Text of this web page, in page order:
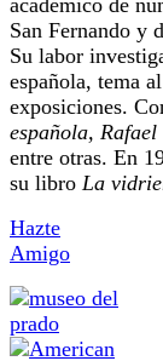
académico de
San Fernando y
Su labor
española, tema
exposiciones.
española,
entre otras. En
su libro La
Hazte
Amigo